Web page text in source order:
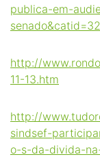
publica-em-
http://
11-13.htm
http://
sindsef-
o-s-da-divida-